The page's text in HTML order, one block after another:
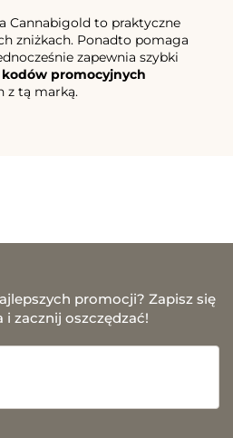
Cannabigold to praktyczne
zniżkach. Ponadto pomaga
zapewnia szybki
kodów promocyjnych
z tą marką.
promocji? Zapisz się
zacznij oszczędzać!